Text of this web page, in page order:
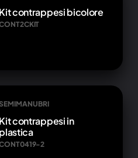
Kit contrappesi bicolore
Kit contrappesi in
plastica
2